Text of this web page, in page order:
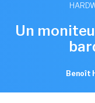
Un
Benoît